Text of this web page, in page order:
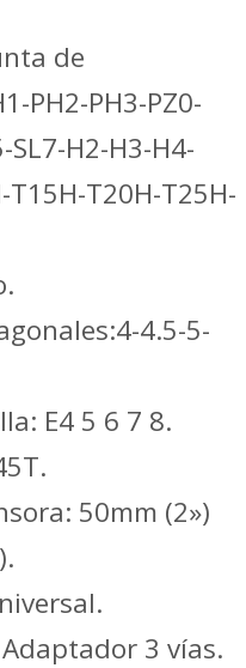
de
PH2-PH3-PZ0-
SL7-H2-H3-H4-
T15H-T20H-T25H-
4.5-5-
E4 5 6 7 8.
50mm (2»)
Adaptador 3 vías.